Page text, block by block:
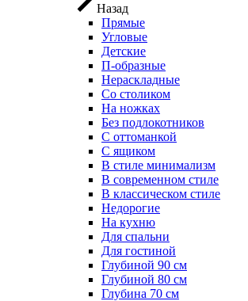
Назад
Прямые
Угловые
Детские
П-образные
Нераскладные
Со столиком
На ножках
Без подлокотников
С оттоманкой
С ящиком
В стиле минимализм
В современном стиле
В классическом стиле
Недорогие
На кухню
Для спальни
Для гостиной
Глубиной 90 см
Глубиной 80 см
Глубина 70 см